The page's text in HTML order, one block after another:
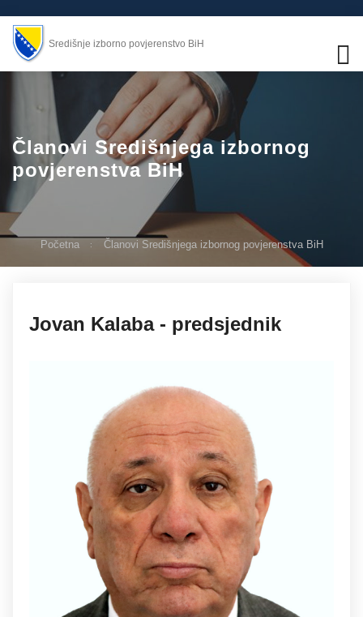
Središnje izborno povjerenstvo BiH
Članovi Središnjega izbornog
povjerenstva BiH
Početna Članovi Središnjega izbornog povjerenstva BiH
27.11.2019
Jovan Kalaba - predsjednik